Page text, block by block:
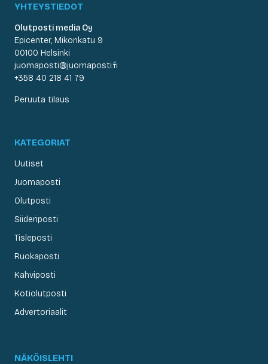
YHTEYSTIEDOT
Olutposti media Oy
Epicenter, Mikonkatu 9
00100 Helsinki
juomaposti@juomaposti.fi
+358 40 218 41 79
Peruuta tilaus
KATEGORIAT
Uutiset
Juomaposti
Olutposti
Siideriposti
Tisleposti
Ruokaposti
Kahviposti
Kotiolutposti
Advertoriaalit
NÄKÖISLEHTI